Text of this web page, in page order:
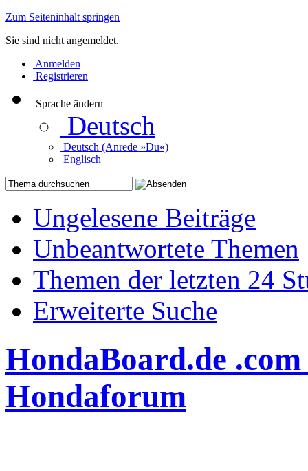
Zum Seiteninhalt springen
Sie sind nicht angemeldet.
Anmelden
Registrieren
Sprache ändern
Deutsch
Deutsch (Anrede »Du«)
Englisch
Ungelesene Beiträge
Unbeantwortete Themen
Themen der letzten 24
Erweiterte Suche
HondaBoard.de
Hondaforum